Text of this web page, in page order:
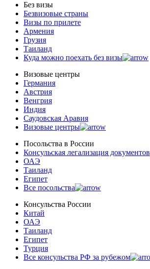
Без визы
Безвизовые страны
Визы по прилете
Армения
Грузия
Таиланд
Куда можно поехать без визы
Визовые центры
Германия
Австрия
Венгрия
Индия
Саудовская Аравия
Визовые центры
Посольства в Роcсии
Консульская легализация документов
ОАЭ
Таиланд
Египет
Все посольства
Консульства России
Китай
ОАЭ
Таиланд
Египет
Турция
Все консульства РФ за рубежом